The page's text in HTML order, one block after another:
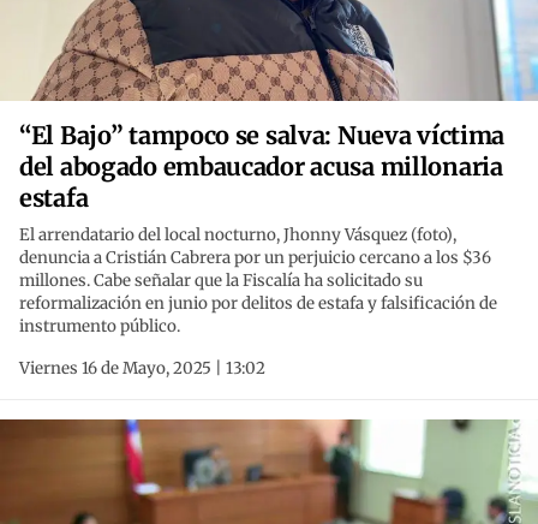
“El Bajo” tampoco se salva: Nueva víctima
del abogado embaucador acusa millonaria
estafa
El arrendatario del local nocturno, Jhonny Vásquez (foto),
denuncia a Cristián Cabrera por un perjuicio cercano a los $36
millones. Cabe señalar que la Fiscalía ha solicitado su
reformalización en junio por delitos de estafa y falsificación de
instrumento público.
Viernes 16 de Mayo, 2025 | 13:02